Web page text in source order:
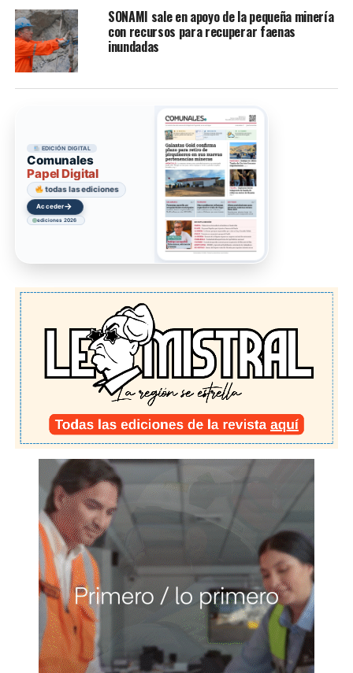
SONAMI sale en apoyo de la pequeña minería
con recursos para recuperar faenas
inundadas
EDICIÓN DIGITAL
Comunales
Papel Digital
todas las ediciones
Acceder→
ediciones 2026